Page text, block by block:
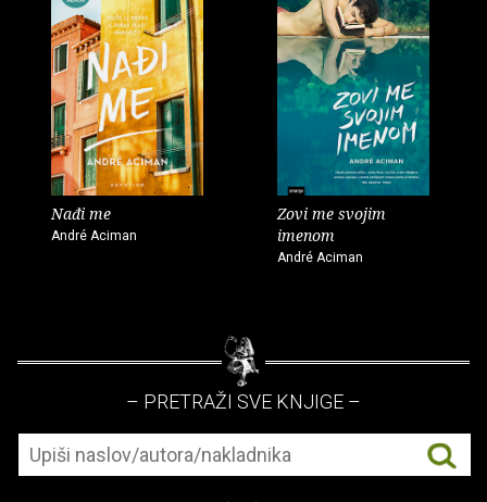
Nađi me
André Aciman
Zovi me svojim
imenom
André Aciman
– PRETRAŽI SVE KNJIGE –